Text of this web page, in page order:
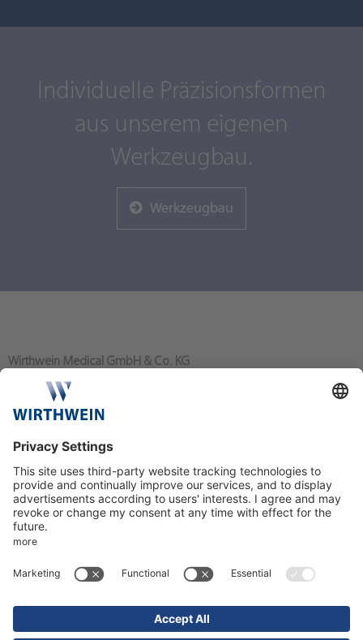
Individuelle Präzisionsformen
aus unserem eigenen
Werkzeugbau.
Werkzeugbau
Wirthwein Medical GmbH & Co. KG
Bahnhofstraße 80
64367 Mühltal/Nieder-Ramstadt
+49 6151 919-0
info@wirthwein-medical.com
Mehr zu den Aktivitäten der Wirthwein-Gruppe finden Sie auf den
sozialen Kanälen: